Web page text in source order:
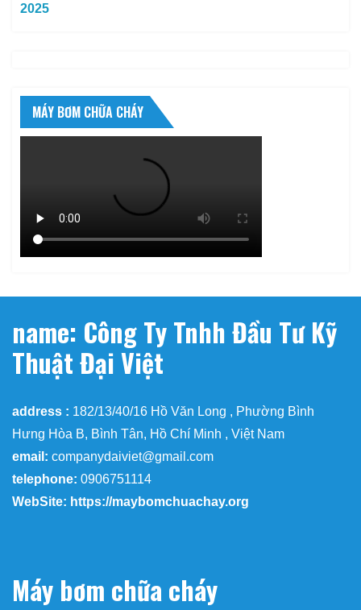
2025
MÁY BƠM CHỮA CHÁY
name: Công Ty Tnhh Đầu Tư Kỹ
Thuật Đại Việt
address : 182/13/40/16 Hồ Văn Long , Phường Bình
Hưng Hòa B, Bình Tân, Hồ Chí Minh , Việt Nam
email: companydaiviet@gmail.com
telephone: 0906751114
WebSite: https://maybomchuachay.org
Máy bơm chữa cháy